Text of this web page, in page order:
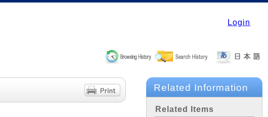
Login
Related Information
Related Items